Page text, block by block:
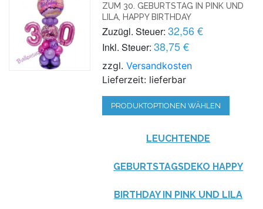
ZUM 30. GEBURTSTAG IN PINK UND
LILA, HAPPY BIRTHDAY
Zuzügl. Steuer: 32,56 €
Inkl. Steuer: 38,75 €
zzgl.Versandkosten
Lieferzeit: lieferbar
PRODUKTOPTIONEN WÄHLEN
LEUCHTENDE
GEBURTSTAGSDEKO HAPPY
BIRTHDAY IN PINK UND LILA